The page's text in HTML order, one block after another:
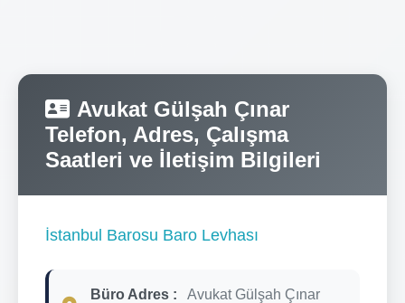
Avukat Gülşah Çınar
Telefon, Adres, Çalışma
Saatleri ve İletişim Bilgileri
İstanbul Barosu Baro Levhası
Büro Adres :
Avukat Gülşah Çınar